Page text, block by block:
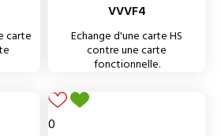
carte
VVVF4
Echange d'une carte HS
contre une carte
fonctionnelle.
0